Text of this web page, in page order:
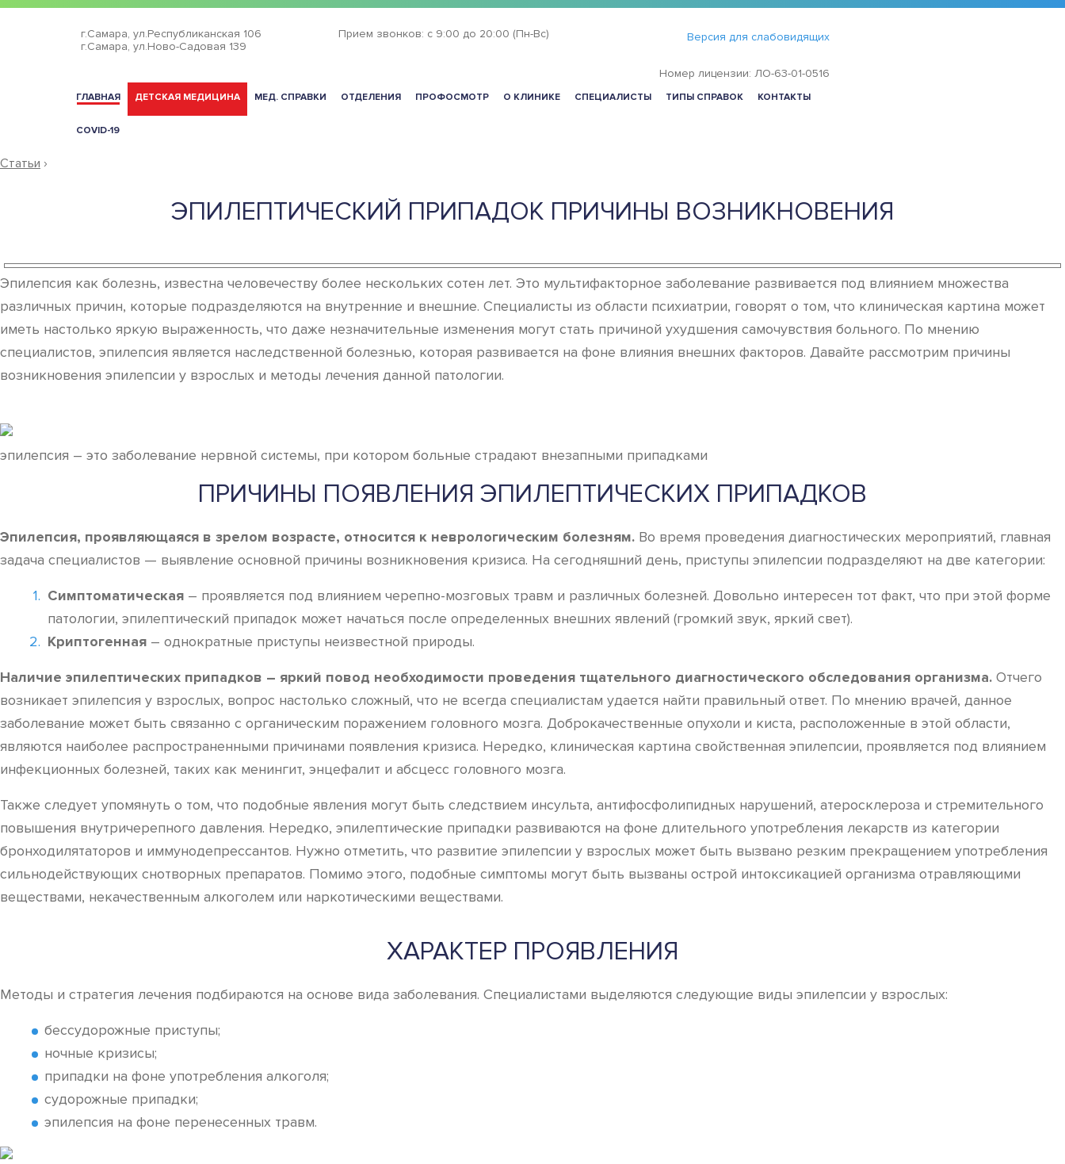
г.Самара, ул.Республиканская 106
г.Самара, ул.Ново-Садовая 139
Прием звонков: с 9:00 до 20:00 (Пн-Вс) Версия для слабовидящих
Номер лицензии: ЛО-63-01-0516
ГЛАВНАЯ ДЕТСКАЯ МЕДИЦИНА МЕД. СПРАВКИ ОТДЕЛЕНИЯ ПРОФОСМОТР О КЛИНИКЕ СПЕЦИАЛИСТЫ ТИПЫ СПРАВОК КОНТАКТЫ
COVID-19
Статьи ›
ЭПИЛЕПТИЧЕСКИЙ ПРИПАДОК ПРИЧИНЫ ВОЗНИКНОВЕНИЯ
Эпилепсия как болезнь, известна человечеству более нескольких сотен лет. Это мультифакторное заболевание развивается под влиянием множества
различных причин, которые подразделяются на внутренние и внешние. Специалисты из области психиатрии, говорят о том, что клиническая картина может
иметь настолько яркую выраженность, что даже незначительные изменения могут стать причиной ухудшения самочувствия больного. По мнению
специалистов, эпилепсия является наследственной болезнью, которая развивается на фоне влияния внешних факторов. Давайте рассмотрим причины
возникновения эпилепсии у взрослых и методы лечения данной патологии.
эпилепсия – это заболевание нервной системы, при котором больные страдают внезапными припадками
ПРИЧИНЫ ПОЯВЛЕНИЯ ЭПИЛЕПТИЧЕСКИХ ПРИПАДКОВ
Эпилепсия, проявляющаяся в зрелом возрасте, относится к неврологическим болезням. Во время проведения диагностических мероприятий, главная
задача специалистов — выявление основной причины возникновения кризиса. На сегодняшний день, приступы эпилепсии подразделяют на две категории:
Симптоматическая – проявляется под влиянием черепно-мозговых травм и различных болезней. Довольно интересен тот факт, что при этой форме
патологии, эпилептический припадок может начаться после определенных внешних явлений (громкий звук, яркий свет).
Криптогенная – однократные приступы неизвестной природы.
Наличие эпилептических припадков – яркий повод необходимости проведения тщательного диагностического обследования организма. Отчего
возникает эпилепсия у взрослых, вопрос настолько сложный, что не всегда специалистам удается найти правильный ответ. По мнению врачей, данное
заболевание может быть связанно с органическим поражением головного мозга. Доброкачественные опухоли и киста, расположенные в этой области,
являются наиболее распространенными причинами появления кризиса. Нередко, клиническая картина свойственная эпилепсии, проявляется под влиянием
инфекционных болезней, таких как менингит, энцефалит и абсцесс головного мозга.
Также следует упомянуть о том, что подобные явления могут быть следствием инсульта, антифосфолипидных нарушений, атеросклероза и стремительного
повышения внутричерепного давления. Нередко, эпилептические припадки развиваются на фоне длительного употребления лекарств из категории
бронходилятаторов и иммунодепрессантов. Нужно отметить, что развитие эпилепсии у взрослых может быть вызвано резким прекращением употребления
сильнодействующих снотворных препаратов. Помимо этого, подобные симптомы могут быть вызваны острой интоксикацией организма отравляющими
веществами, некачественным алкоголем или наркотическими веществами.
ХАРАКТЕР ПРОЯВЛЕНИЯ
Методы и стратегия лечения подбираются на основе вида заболевания. Специалистами выделяются следующие виды эпилепсии у взрослых:
бессудорожные приступы;
ночные кризисы;
припадки на фоне употребления алкоголя;
судорожные припадки;
эпилепсия на фоне перенесенных травм.